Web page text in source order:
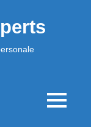
MENU